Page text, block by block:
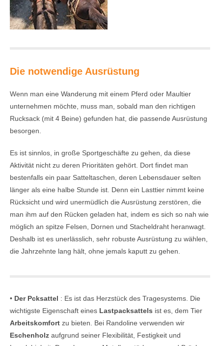
Die notwendige Ausrüstung
Wenn man eine Wanderung mit einem Pferd oder Maultier
unternehmen möchte, muss man, sobald man den richtigen
Rucksack (mit 4 Beine) gefunden hat, die passende Ausrüstung
besorgen.
Es ist sinnlos, in große Sportgeschäfte zu gehen, da diese
Aktivität nicht zu deren Prioritäten gehört. Dort findet man
bestenfalls ein paar Satteltaschen, deren Lebensdauer selten
länger als eine halbe Stunde ist. Denn ein Lasttier nimmt keine
Rücksicht und wird unermüdlich die Ausrüstung zerstören, die
man ihm auf den Rücken geladen hat, indem es sich so nah wie
möglich an spitze Felsen, Dornen und Stacheldraht heranwagt.
Deshalb ist es unerlässlich, sehr robuste Ausrüstung zu wählen,
die Jahrzehnte lang hält, ohne jemals kaputt zu gehen.
• Der Pcksattel : Es ist das Herzstück des Tragesystems. Die
wichtigste Eigenschaft eines Lastpacksattels ist es, dem Tier
Arbeitskomfort zu bieten. Bei Randoline verwenden wir
Eschenholz aufgrund seiner Flexibilität, Festigkeit und